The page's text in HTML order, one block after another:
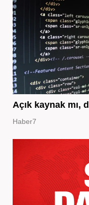
Açık kaynak mı,
Haber7